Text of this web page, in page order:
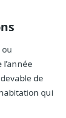
de
qui